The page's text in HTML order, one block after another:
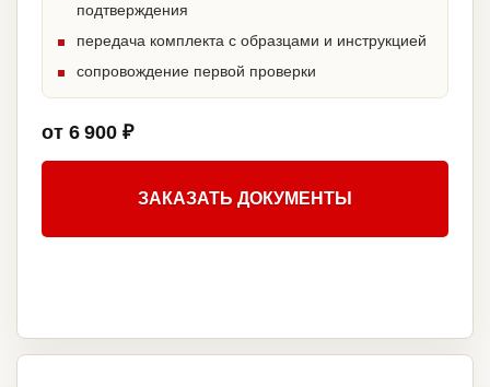
подтверждения
передача комплекта с образцами и инструкцией
сопровождение первой проверки
от 6 900 ₽
ЗАКАЗАТЬ ДОКУМЕНТЫ